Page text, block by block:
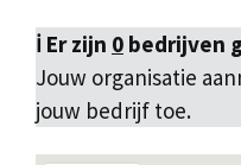
ℹ️ Er zijn 0 bedrijven
Jouw organisatie
jouw bedrijf toe.